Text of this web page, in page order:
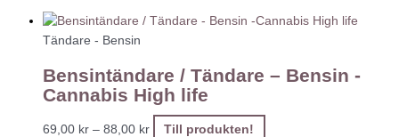
Tändare - Bensin
Bensintändare / Tändare – Bensin -
Cannabis High life
69,00 kr – 88,00 kr Till produkten!